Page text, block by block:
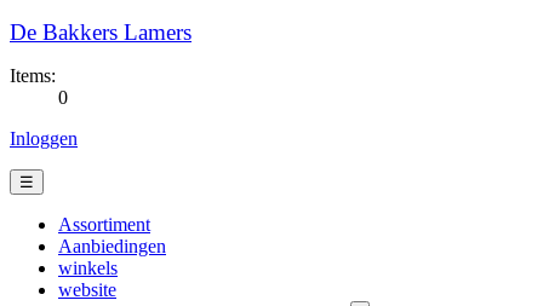
De Bakkers Lamers
Items:
0
Inloggen
☰
Assortiment
Aanbiedingen
winkels
website